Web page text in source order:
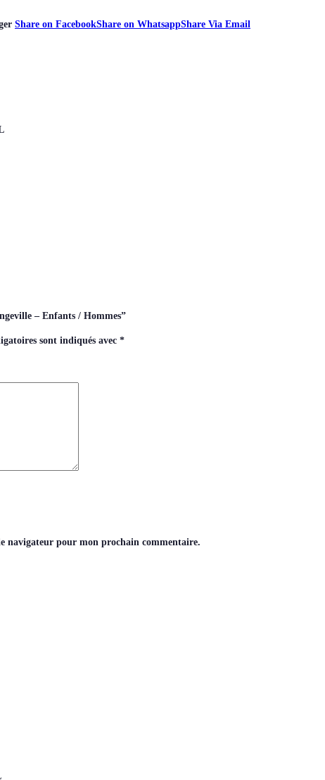
Share on FacebookShare on WhatsappShare Via Email
– Enfants / Hommes”
sont indiqués avec *
navigateur pour mon prochain commentaire.